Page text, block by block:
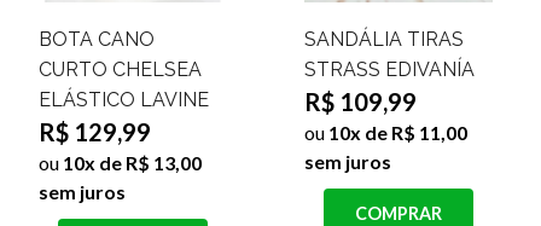
BOTA CANO
CURTO CHELSEA
ELÁSTICO LAVINE
R$ 129,99
ou 10x de R$ 13,00
sem juros
SANDÁLIA TIRAS
STRASS EDIVANÍA
R$ 109,99
ou 10x de R$ 11,00
sem juros
COMPRAR